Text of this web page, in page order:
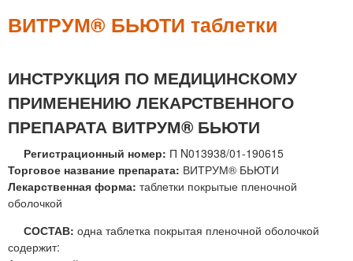
ВИТРУМ® БЬЮТИ таблетки
ИНСТРУКЦИЯ ПО МЕДИЦИНСКОМУ
ПРИМЕНЕНИЮ ЛЕКАРСТВЕННОГО
ПРЕПАРАТА ВИТРУМ® БЬЮТИ
Регистрационный номер: П N013938/01-190615
Торговое название препарата: ВИТРУМ® БЬЮТИ
Лекарственная форма: таблетки покрытые пленочной
оболочкой
СОСТАВ: одна таблетка покрытая пленочной оболочкой
содержит: